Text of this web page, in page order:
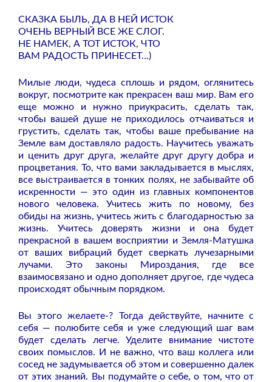
СКАЗКА БЫЛЬ, ДА В НЕЙ ИСТОК
ОЧЕНЬ ВЕРНЫЙ ВСЕ ЖЕ СЛОГ.
НЕ НАМЕК, А ТОТ ИСТОК, ЧТО
ВАМ РАДОСТЬ ПРИНЕСЕТ…)
Милые люди, чудеса сплошь и рядом, оглянитесь
вокруг, посмотрите как прекрасен ваш мир. Вам его
еще можно и нужно приукрасить, сделать так,
чтобы вашей душе не приходилось отчаиваться и
грустить, сделать так, чтобы ваше пребывание на
Земле вам доставляло радость. Научитесь уважать
и ценить друг друга, желайте друг другу добра и
процветания. То, что вами закладывается в мыслях,
все выстраивается в тонких полях, не забывайте об
искренности — это один из главных компонентов
нового человека. Учитесь жить по новому, без
обиды на жизнь, учитесь жить с благодарностью за
жизнь. Учитесь доверять жизни и она будет
прекрасной в вашем восприятии и Земля-Матушка
от ваших вибраций будет сверкать лучезарными
лучами. Это законы Мироздания, где все
взаимосвязано и одно дополняет другое, где чудеса
происходят обычным порядком.
Вы этого желаете-? Тогда действуйте, начните с
себя — полюбите себя и уже следующий шаг вам
будет сделать легче. Уделите внимание чистоте
своих помыслов. И не важно, что ваш коллега или
сосед не задумывается об этом и совершенно далек
от этих знаний. Вы подумайте о себе, о том, что от